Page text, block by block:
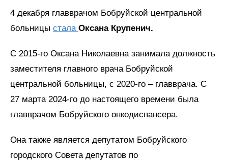
4 декабря главврачом Бобруйской центральной
больницы стала Оксана Крупенич.
С 2015-го Оксана Николаевна занимала должность
заместителя главного врача Бобруйской
центральной больницы, с 2020-го – главврача. С
27 марта 2024-го до настоящего времени была
главврачом Бобруйского онкодиспансера.
Она также является депутатом Бобруйского
городского Совета депутатов по